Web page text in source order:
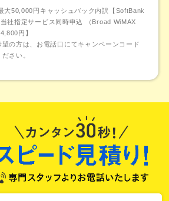
大50,000円キャッシュバック内訳【SoftBank
社指定サービス同時申込 （Broad WiMAX
円】
の方は、お電話口にてキャンペーンコード
さい。